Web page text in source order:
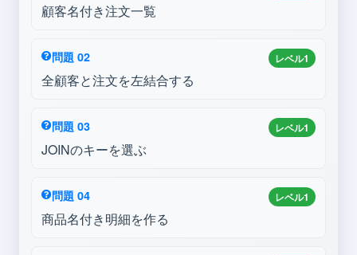
顧客名付き注文一覧
レベル1
問題 02
全顧客と注文を左結合する
レベル1
問題 03
JOINのキーを選ぶ
レベル1
問題 04
商品名付き明細を作る